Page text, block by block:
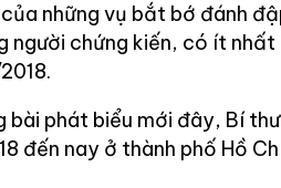
của những vụ bắt bớ đánh
người chứng kiến, có ít
bài phát biểu mới đây, Bí
đến nay ở thành phố Hồ